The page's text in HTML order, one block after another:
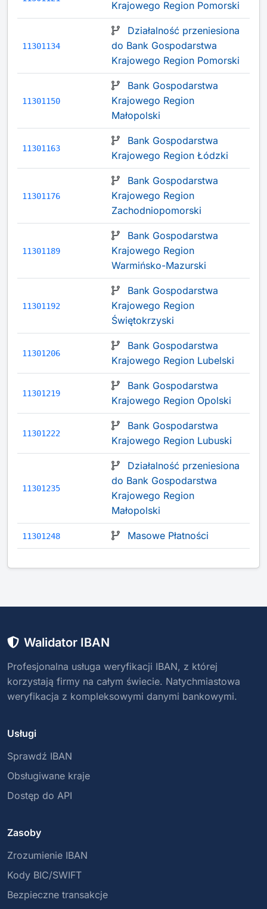
Krajowego Region Pomorski
11301134
Działalność przeniesiona
do Bank Gospodarstwa
Krajowego Region Pomorski
11301150
Bank Gospodarstwa
Krajowego Region
Małopolski
11301163
Bank Gospodarstwa
Krajowego Region Łódzki
11301176
Bank Gospodarstwa
Krajowego Region
Zachodniopomorski
11301189
Bank Gospodarstwa
Krajowego Region
Warmińsko-Mazurski
11301192
Bank Gospodarstwa
Krajowego Region
Świętokrzyski
11301206
Bank Gospodarstwa
Krajowego Region Lubelski
11301219
Bank Gospodarstwa
Krajowego Region Opolski
11301222
Bank Gospodarstwa
Krajowego Region Lubuski
11301235
Działalność przeniesiona
do Bank Gospodarstwa
Krajowego Region
Małopolski
11301248 Masowe Płatności
Walidator IBAN
Profesjonalna usługa weryfikacji IBAN, z której
korzystają firmy na całym świecie. Natychmiastowa
weryfikacja z kompleksowymi danymi bankowymi.
Usługi
Sprawdź IBAN
Obsługiwane kraje
Dostęp do API
Zasoby
Zrozumienie IBAN
Kody BIC/SWIFT
Bezpieczne transakcje